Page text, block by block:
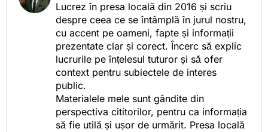
Lucrez în presa locală din 2016 și scriu
despre ceea ce se întâmplă în jurul nostru,
cu accent pe oameni, fapte și informații
prezentate clar și corect. Încerc să explic
lucrurile pe înțelesul tuturor și să ofer
context pentru subiectele de interes
public.
Materialele mele sunt gândite din
perspectiva cititorilor, pentru ca informația
să fie utilă și ușor de urmărit. Presa locală